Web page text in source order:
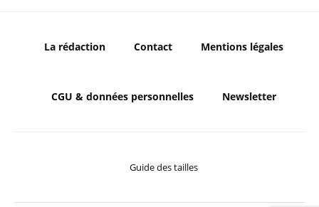
La rédaction Contact Mentions légales
CGU & données personnelles Newsletter
Guide des tailles